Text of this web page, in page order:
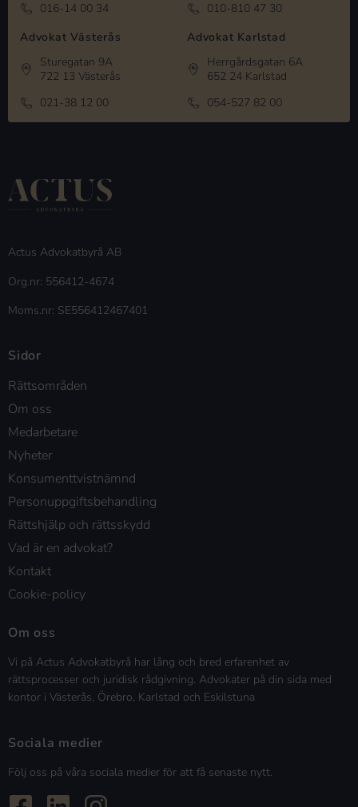
016-14 00 34
010-810 47 30
Advokat Västerås
Sturegatan 9A
722 13 Västerås
021-38 12 00
Advokat Karlstad
Herrgårdsgatan 6A
652 24 Karlstad
054-527 82 00
Actus Advokatbyrå AB
Org.nr: 556412-4674
Moms.nr: SE556412467401
Sidor
Rättsområden
Om oss
Medarbetare
Nyheter
Konsumenttvistnämnd
Personuppgiftsbehandling
Rättshjälp och rättsskydd
Vad är en advokat?
Kontakt
Cookie-policy
Om oss
Vi på Actus Advokatbyrå har lång och bred erfarenhet av
rättsprocesser och juridisk rådgivning. Advokater på din sida med
kontor i Västerås, Örebro, Karlstad och Eskilstuna
Sociala medier
Följ oss på våra sociala medier för att få senaste nytt.